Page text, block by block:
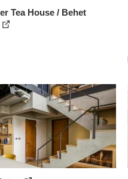
Tea House / Behet